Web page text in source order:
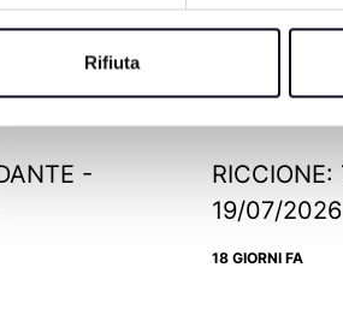
Rifiuta
-
19/07/2026
18 GIORNI FA